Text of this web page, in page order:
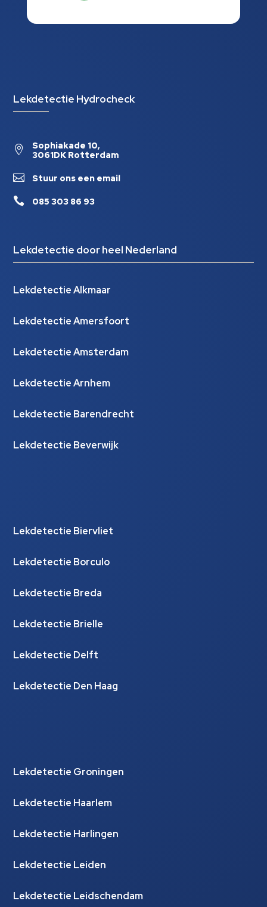
Lekdetectie Hydrocheck

Sophiakade 10,
3061DK Rotterdam
 Stuur ons een email
 085 303 86 93
Lekdetectie door heel Nederland
Lekdetectie Alkmaar
Lekdetectie Amersfoort
Lekdetectie Amsterdam
Lekdetectie Arnhem
Lekdetectie Barendrecht
Lekdetectie Beverwijk
Lekdetectie Biervliet
Lekdetectie Borculo
Lekdetectie Breda
Lekdetectie Brielle
Lekdetectie Delft
Lekdetectie Den Haag
Lekdetectie Groningen
Lekdetectie Haarlem
Lekdetectie Harlingen
Lekdetectie Leiden
Lekdetectie Leidschendam